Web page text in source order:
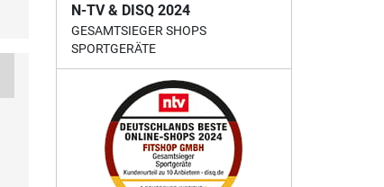
N-TV & DISQ 2024
GESAMTSIEGER SHOPS
SPORTGERÄTE